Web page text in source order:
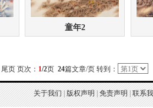
童年2
尾页页次： 1/2页 24篇文章/页 转到：
关于我们|版权声明|免责声明|联系